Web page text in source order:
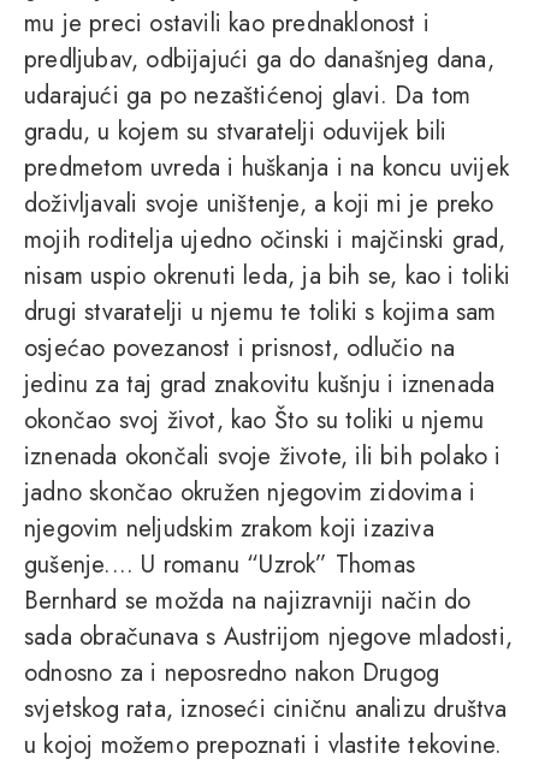
mu je preci ostavili kao prednaklonost i
predljubav, odbijajući ga do današnjeg dana,
udarajući ga po nezaštićenoj glavi. Da tom
gradu, u kojem su stvaratelji oduvijek bili
predmetom uvreda i huškanja i na koncu uvijek
doživljavali svoje uništenje, a koji mi je preko
mojih roditelja ujedno očinski i majčinski grad,
nisam uspio okrenuti leda, ja bih se, kao i toliki
drugi stvaratelji u njemu te toliki s kojima sam
osjećao povezanost i prisnost, odlučio na
jedinu za taj grad znakovitu kušnju i iznenada
okončao svoj život, kao Što su toliki u njemu
iznenada okončali svoje živote, ili bih polako i
jadno skončao okružen njegovim zidovima i
njegovim neljudskim zrakom koji izaziva
gušenje.... U romanu “Uzrok” Thomas
Bernhard se možda na najizravniji način do
sada obračunava s Austrijom njegove mladosti,
odnosno za i neposredno nakon Drugog
svjetskog rata, iznoseći ciničnu analizu društva
u kojoj možemo prepoznati i vlastite tekovine.